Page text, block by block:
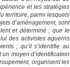
et les stratégies
territoire, parmi lesquels
d’aménagement, sont
et déterminé ; que le
des activistes aguerris
; qu’il s’identifie au
moyen d’identification
organisent les